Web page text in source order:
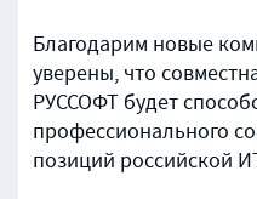
Благодарим новые
уверены, что
РУССОФТ будет
профессионального
позиций российской